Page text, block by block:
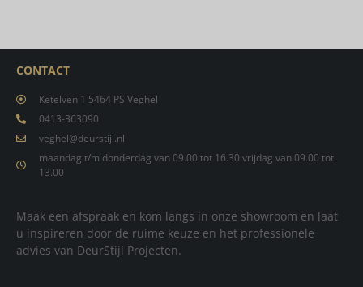
CONTACT
Ketelven 1 5464 PS Veghel
0413-363090
veghel@deurstijl.nl
maandag t/m donderdag van 09.00 tot 16.30 vrijdag van 09.00 tot
13.00
Maak een afspraak en kom langs in onze showroom en laat
u inspireren door de ruime keuze en het professionele
advies van DeurStijl Projecten.